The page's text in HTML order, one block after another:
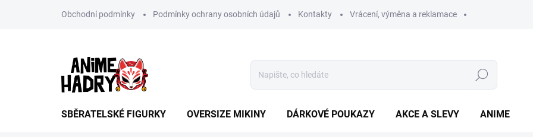
Obchodní podmínky Podmínky ochrany osobních údajů Kontakty Vrácení, výměna a reklamace
Hledat
SBĚRATELSKÉ FIGURKY OVERSIZE MIKINY DÁRKOVÉ POUKAZY AKCE A SLEVY ANIME